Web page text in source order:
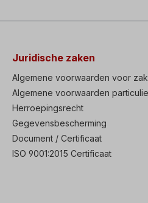
Juridische zaken
Algemene voorwaarden voor
Algemene voorwaarden
Herroepingsrecht
Gegevensbescherming
Document / Certificaat
ISO 9001:2015 Certificaat